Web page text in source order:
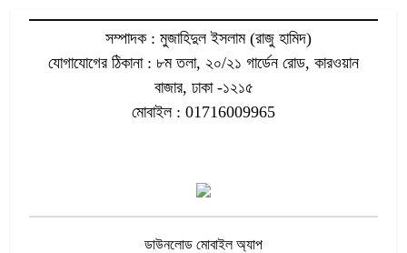
সম্পাদক : মুজাহিদুল ইসলাম (রাজু হামিদ)
যোগাযোগের ঠিকানা : ৮ম তলা, ২০/২১ গার্ডেন রোড, কারওয়ান
বাজার, ঢাকা -১২১৫
মোবাইল : 01716009965
ডাউনলোড মোবাইল অ্যাপ